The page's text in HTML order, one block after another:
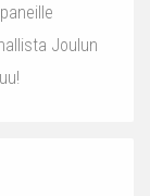
Joulun